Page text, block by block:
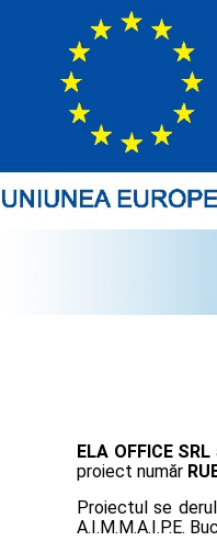
ELA OFFICE SRL
proiect număr
Proiectul se
A.I.M.M.A.I.P.E.